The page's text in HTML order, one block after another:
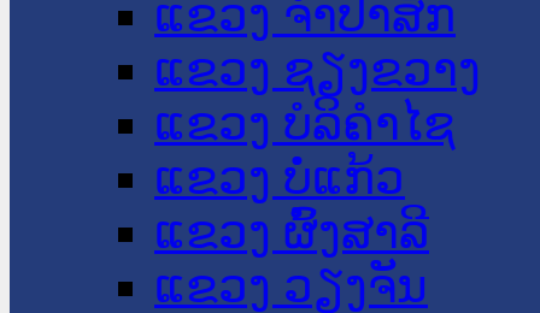
ແຂວງ ຈໍາປາສັກ
ແຂວງ ຊຽງຂວາງ
ແຂວງ ບໍລິຄໍາໄຊ
ແຂວງ ບໍ່ແກ້ວ
ແຂວງ ຜົ້ງສາລີ
ແຂວງ ວຽງຈັນ